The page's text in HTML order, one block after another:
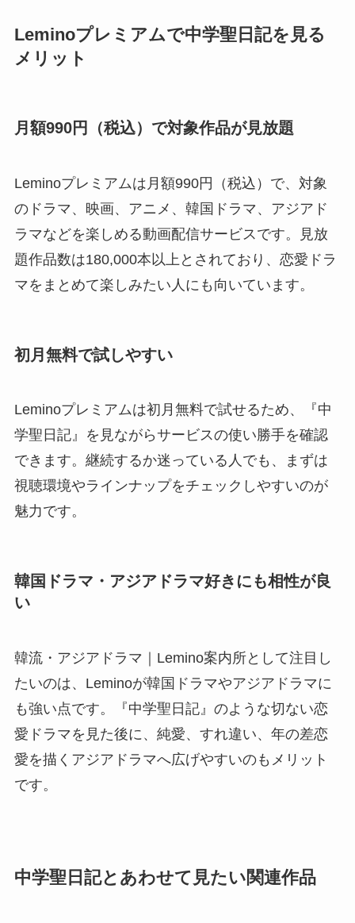
Leminoプレミアムで中学聖日記を見る
メリット
月額990円（税込）で対象作品が見放題
Leminoプレミアムは月額990円（税込）で、対象
のドラマ、映画、アニメ、韓国ドラマ、アジアド
ラマなどを楽しめる動画配信サービスです。見放
題作品数は180,000本以上とされており、恋愛ドラ
マをまとめて楽しみたい人にも向いています。
初月無料で試しやすい
Leminoプレミアムは初月無料で試せるため、『中
学聖日記』を見ながらサービスの使い勝手を確認
できます。継続するか迷っている人でも、まずは
視聴環境やラインナップをチェックしやすいのが
魅力です。
韓国ドラマ・アジアドラマ好きにも相性が良
い
韓流・アジアドラマ｜Lemino案内所として注目し
たいのは、Leminoが韓国ドラマやアジアドラマに
も強い点です。『中学聖日記』のような切ない恋
愛ドラマを見た後に、純愛、すれ違い、年の差恋
愛を描くアジアドラマへ広げやすいのもメリット
です。
中学聖日記とあわせて見たい関連作品